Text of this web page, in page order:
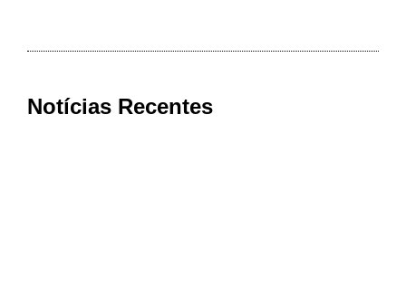
Notícias Recentes